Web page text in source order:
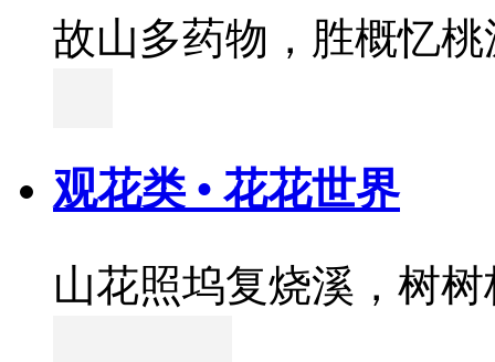
故山多药物，胜概忆桃
观花类 • 花花世界
山花照坞复烧溪，树